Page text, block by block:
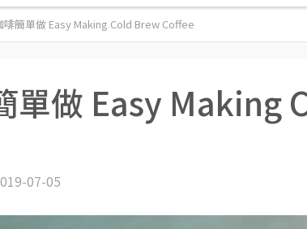
啡簡單做 Easy Making Cold Brew Coffee
單做 Easy Making
07-05